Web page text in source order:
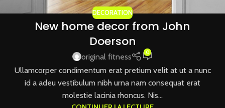
DECORATION
New home decor from John
Doerson
original fitness 0
Ullamcorper condimentum erat pretium velit at ut a nunc
id a adeu vestibulum nibh urna nam consequat erat
molestie lacinia rhoncus. Nis...